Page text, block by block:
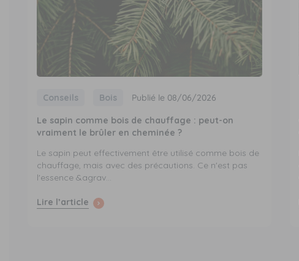
Conseils Bois Publié le 08/06/2026
Le sapin comme bois de chauffage : peut-on
vraiment le brûler en cheminée ?
Le sapin peut effectivement être utilisé comme bois de
chauffage, mais avec des précautions. Ce n'est pas
l'essence &agrav...
Lire l’article